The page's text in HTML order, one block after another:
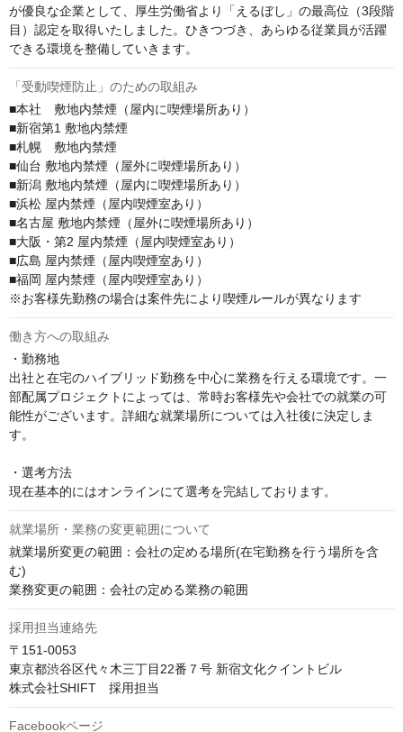
が優良な企業として、厚生労働省より「えるぼし」の最高位（3段階
目）認定を取得いたしました。ひきつづき、あらゆる従業員が活躍
できる環境を整備していきます。
「受動喫煙防止」のための取組み
■本社　敷地内禁煙（屋内に喫煙場所あり）
■新宿第1 敷地内禁煙
■札幌　敷地内禁煙
■仙台 敷地内禁煙（屋外に喫煙場所あり）
■新潟 敷地内禁煙（屋内に喫煙場所あり）
■浜松 屋内禁煙（屋内喫煙室あり）
■名古屋 敷地内禁煙（屋外に喫煙場所あり）
■大阪・第2 屋内禁煙（屋内喫煙室あり）
■広島 屋内禁煙（屋内喫煙室あり）
■福岡 屋内禁煙（屋内喫煙室あり）
※お客様先勤務の場合は案件先により喫煙ルールが異なります
働き方への取組み
・勤務地
出社と在宅のハイブリッド勤務を中心に業務を行える環境です。一
部配属プロジェクトによっては、常時お客様先や会社での就業の可
能性がございます。詳細な就業場所については入社後に決定しま
す。
・選考方法
現在基本的にはオンラインにて選考を完結しております。
就業場所・業務の変更範囲について
就業場所変更の範囲：会社の定める場所(在宅勤務を行う場所を含
む)
業務変更の範囲：会社の定める業務の範囲
採用担当連絡先
〒151-0053
東京都渋谷区代々木三丁目22番７号 新宿文化クイントビル
株式会社SHIFT　採用担当
Facebookページ